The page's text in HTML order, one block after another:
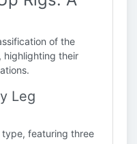
of the
highlighting their
Leg
featuring three